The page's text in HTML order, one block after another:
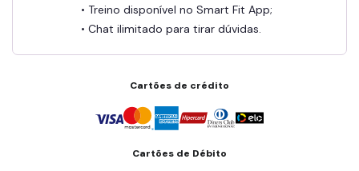
• Treino disponível no Smart Fit App;
• Chat ilimitado para tirar dúvidas.
Cartões de crédito
Cartões de Débito